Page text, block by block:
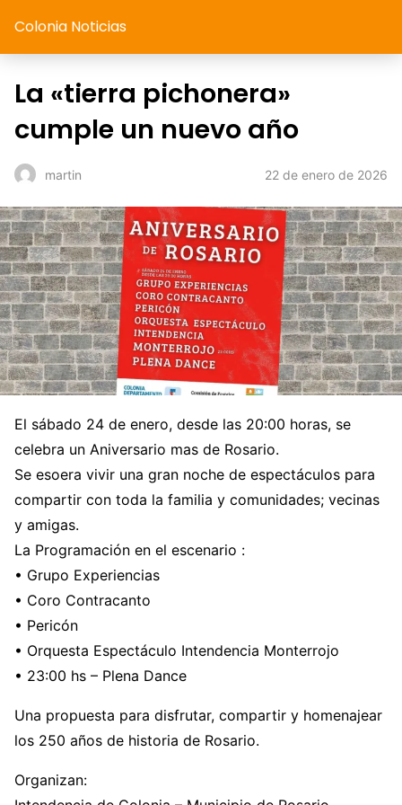
Colonia Noticias
La «tierra pichonera»
cumple un nuevo año
martin 22 de enero de 2026
El sábado 24 de enero, desde las 20:00 horas, se
celebra un Aniversario mas de Rosario.
Se esoera vivir una gran noche de espectáculos para
compartir con toda la familia y comunidades; vecinas
y amigas.
La Programación en el escenario :
• Grupo Experiencias
• Coro Contracanto
• Pericón
• Orquesta Espectáculo Intendencia Monterrojo
• 23:00 hs – Plena Dance
Una propuesta para disfrutar, compartir y homenajear
los 250 años de historia de Rosario.
Organizan: